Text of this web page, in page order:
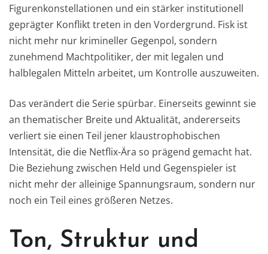
Figurenkonstellationen und ein stärker institutionell
geprägter Konflikt treten in den Vordergrund. Fisk ist
nicht mehr nur krimineller Gegenpol, sondern
zunehmend Machtpolitiker, der mit legalen und
halblegalen Mitteln arbeitet, um Kontrolle auszuweiten.
Das verändert die Serie spürbar. Einerseits gewinnt sie
an thematischer Breite und Aktualität, andererseits
verliert sie einen Teil jener klaustrophobischen
Intensität, die die Netflix-Ära so prägend gemacht hat.
Die Beziehung zwischen Held und Gegenspieler ist
nicht mehr der alleinige Spannungsraum, sondern nur
noch ein Teil eines größeren Netzes.
Ton, Struktur und